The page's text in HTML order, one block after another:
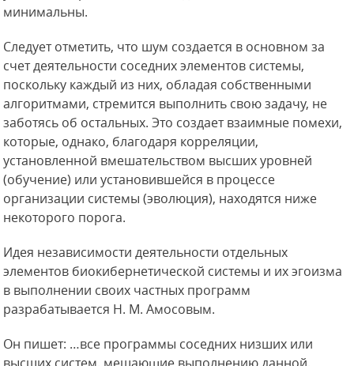
минимальны.
Следует отметить, что шум создается в основном за
счет деятельности соседних элементов системы,
поскольку каждый из них, обладая собственными
алгоритмами, стремится выполнить свою задачу, не
заботясь об остальных. Это создает взаимные помехи,
которые, однако, благодаря корреляции,
установленной вмешательством высших уровней
(обучение) или установившейся в процессе
организации системы (эволюция), находятся ниже
некоторого порога.
Идея независимости деятельности отдельных
элементов биокибернетической системы и их эгоизма
в выполнении своих частных программ
разрабатывается Н. М. Амосовым.
Он пишет: …все программы соседних низших или